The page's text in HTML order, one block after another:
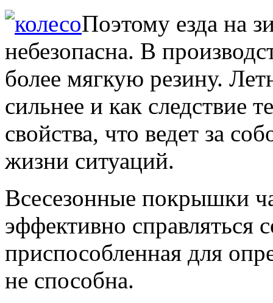
Поэтому езда на
небезопасна. В
более мягкую резину.
сильнее и как следствие
свойства, что ведет за
жизни ситуаций.
Всесезонные покрышки
эффективно справляться
приспособленная для
не способна.